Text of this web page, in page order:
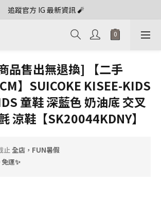
追蹤官方 IG 最新資訊 🧨
品售出無退換] 【二手
】SUICOKE KISEE-KIDS
童鞋 深藍色 奶油底 交叉
涼鞋【SK20044KDNY】
止全店，FUN暑假
運✨